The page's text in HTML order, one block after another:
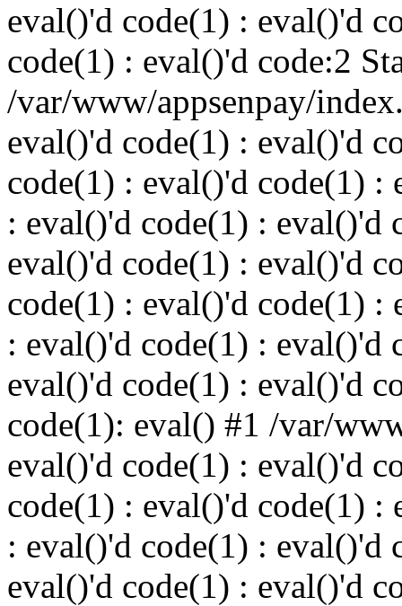
eval()'d code(1) : eval()'d
code(1) : eval()'d code:2
/var/www/appsenpay/
eval()'d code(1) : eval()'d
code(1) : eval()'d code(1) :
: eval()'d code(1) : eval()'d
eval()'d code(1) : eval()'d
code(1) : eval()'d code(1) :
: eval()'d code(1) : eval()'d
eval()'d code(1) : eval()'d
code(1): eval() #1 /var/
eval()'d code(1) : eval()'d
code(1) : eval()'d code(1) :
: eval()'d code(1) : eval()'d
eval()'d code(1) : eval()'d